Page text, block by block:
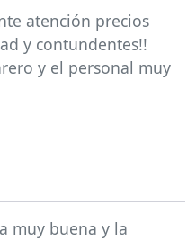
atención precios
y contundentes!!
y el personal muy
muy buena y la